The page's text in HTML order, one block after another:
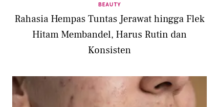
BEAUTY
Rahasia Hempas Tuntas Jerawat hingga Flek
Hitam Membandel, Harus Rutin dan
Konsisten